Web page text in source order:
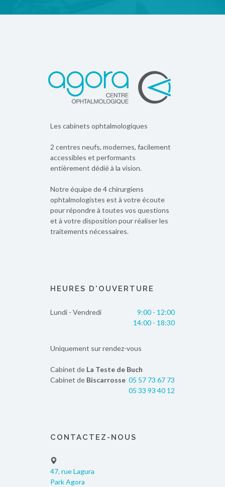
Les cabinets ophtalmologiques
2 centres neufs, modernes, facilement
accessibles et performants
entièrement dédié à la vision.
Notre équipe de 4 chirurgiens
ophtalmologistes est à votre écoute
pour répondre à toutes vos questions
et à votre disposition pour réaliser les
traitements nécessaires.
HEURES D'OUVERTURE
Lundi - Vendredi
9:00 - 12:00
14:00 - 18:30
Uniquement sur rendez-vous
Cabinet de La Teste de Buch
05 57 73 67 73
Cabinet de Biscarrosse
05 33 93 40 12
CONTACTEZ-NOUS
47, rue Lagura
Park Agora